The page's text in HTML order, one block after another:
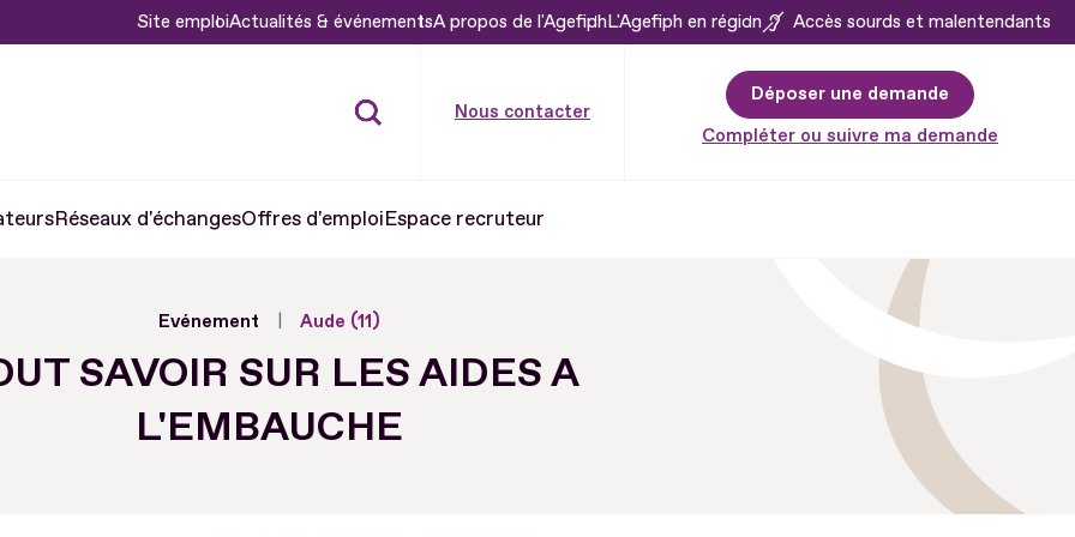
Site emploiActualités & événementsA propos de l'AgefiphL'Agefiph en région Accès sourds et malentendants
Nous contacter
Déposer une demande
Compléter ou suivre ma demande
Réseaux d'échangesOffres d'emploiEspace recruteur
Evénement Aude (11)
SAVOIR SUR LES AIDES A
L'EMBAUCHE